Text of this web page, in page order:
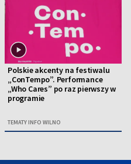
Polskie akcenty na festiwalu
„ConTempo”. Performance
„Who Cares” po raz pierwszy w
programie
TEMATY INFO WILNO